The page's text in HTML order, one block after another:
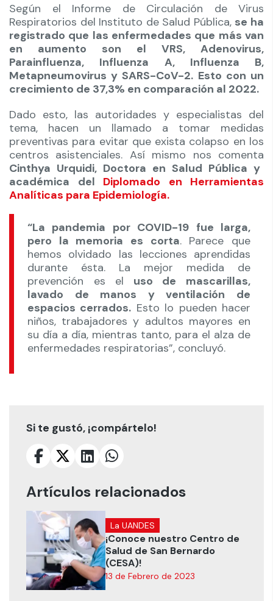
Según el Informe de Circulación de Virus
Respiratorios del Instituto de Salud Pública, se ha
registrado que las enfermedades que más van
en aumento son el VRS, Adenovirus,
Parainfluenza, Influenza A, Influenza B,
Metapneumovirus y SARS-CoV-2. Esto con un
crecimiento de 37,3% en comparación al 2022.
Dado esto, las autoridades y especialistas del
tema, hacen un llamado a tomar medidas
preventivas para evitar que exista colapso en los
centros asistenciales. Así mismo nos comenta
Cinthya Urquidi, Doctora en Salud Pública y
académica del Diplomado en Herramientas
Analíticas para Epidemiología.
“La pandemia por COVID-19 fue larga,
pero la memoria es corta. Parece que
hemos olvidado las lecciones aprendidas
durante ésta. La mejor medida de
prevención es el uso de mascarillas,
lavado de manos y ventilación de
espacios cerrados. Esto lo pueden hacer
niños, trabajadores y adultos mayores en
su día a día, mientras tanto, para el alza de
enfermedades respiratorias”, concluyó.
Si te gustó, ¡compártelo!
Artículos relacionados
La UANDES
¡Conoce nuestro Centro de
Salud de San Bernardo
(CESA)!
13 de Febrero de 2023